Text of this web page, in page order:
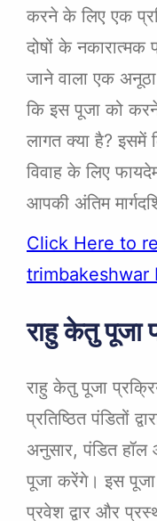
करने के लिए एक
दोषों के
जाने वाला एक
कि इस पूजा को
लागत क्या है? इसमें
विवाह के लिए
आपकी अंतिम
Click Here to
trimbakeshwar
राहु केतु पूजा
राहु केतु पूजा
प्रतिष्ठित पंडितों
अनुसार, पंडित
पूजा करेंगे। इस
प्रवेश द्वार और